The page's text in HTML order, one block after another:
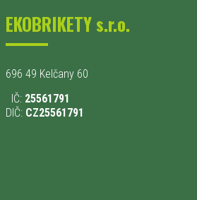
EKOBRIKETY s.r.o.
696 49 Kelčany 60
IČ: 25561791
DIČ: CZ25561791